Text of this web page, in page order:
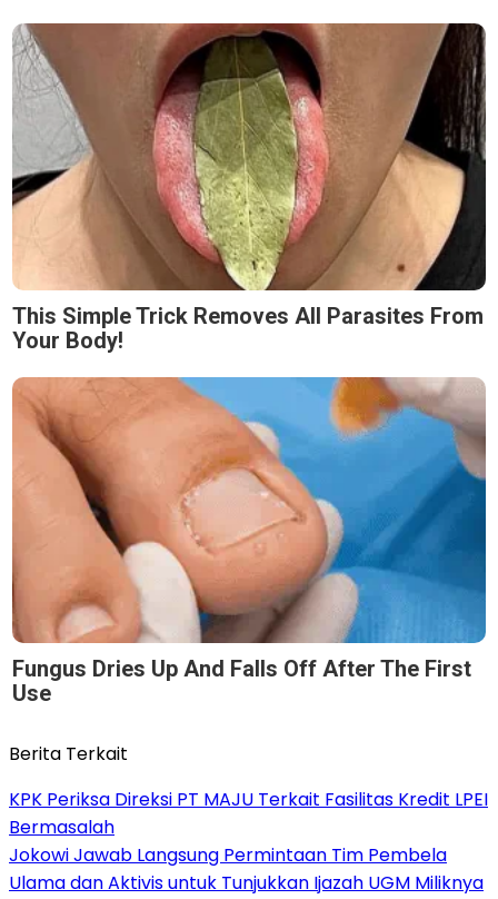
This Simple Trick Removes All Parasites From
Your Body!
Fungus Dries Up And Falls Off After The First
Use
Berita Terkait
KPK Periksa Direksi PT MAJU Terkait Fasilitas Kredit LPEI
Bermasalah
Jokowi Jawab Langsung Permintaan Tim Pembela
Ulama dan Aktivis untuk Tunjukkan Ijazah UGM Miliknya